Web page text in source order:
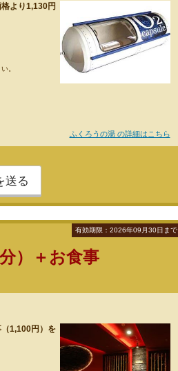
より1,130円
。
ふくろうの湯 の詳細はこちら
送る
）＋お食事
有効期限：2026年09月30日まで
1,100円）を